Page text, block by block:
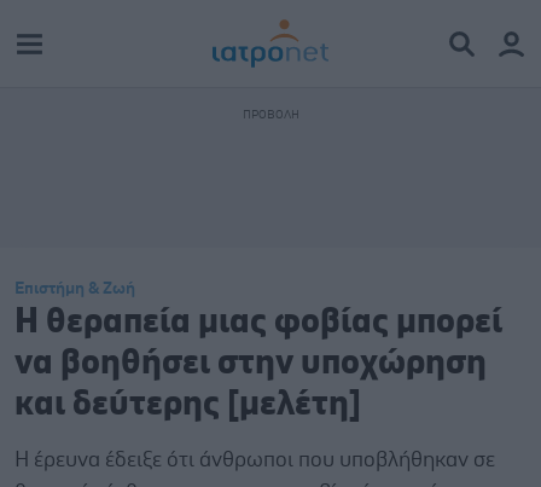
Επιστήμη & Ζωή
Η θεραπεία μιας φοβίας μπορεί
να βοηθήσει στην υποχώρηση
και δεύτερης [μελέτη]
Η έρευνα έδειξε ότι άνθρωποι που υποβλήθηκαν σε